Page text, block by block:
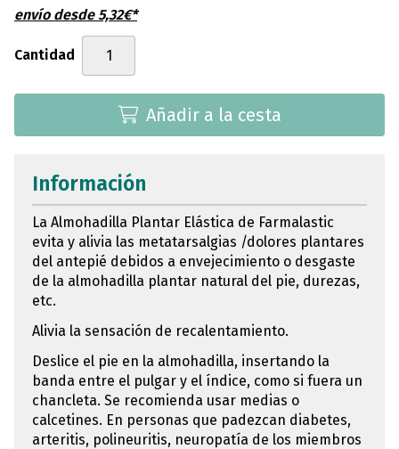
envío desde5,32€*
Cantidad
Añadir a la cesta
Información
La Almohadilla Plantar Elástica de Farmalastic
evita y alivia las metatarsalgias /dolores plantares
del antepié debidos a envejecimiento o desgaste
de la almohadilla plantar natural del pie, durezas,
etc.
Alivia la sensación de recalentamiento.
Deslice el pie en la almohadilla, insertando la
banda entre el pulgar y el índice, como si fuera un
chancleta. Se recomienda usar medias o
calcetines. En personas que padezcan diabetes,
arteritis, polineuritis, neuropatía de los miembros